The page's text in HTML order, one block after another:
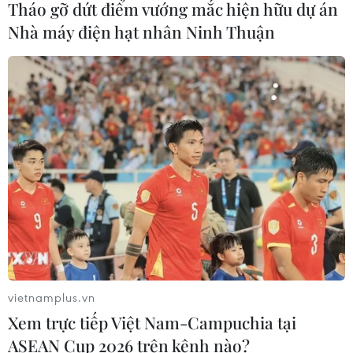
Xem thêm
CƠ QUAN CHỦ QUẢN: THÔNG TẤN XÃ VIỆT NAM
Tổng Biên tập: TRẦN TIẾN DUẨN
Phó Tổng Biên tập: NGUYỄN THỊ TÁM, KHÚC THANH
THỦY
Sở hữu trí tuệ
Quy định sử dụng
RSS
Hỗ trợ
TTXVN
Dịch vụ tin
Quảng cáo
Tháo gỡ dứt điểm vướng mắc hiện hữu dự án
Nhà máy điện hạt nhân Ninh Thuận
vietnamplus.vn
Xem trực tiếp Việt Nam-Campuchia tại
ASEAN Cup 2026 trên kênh nào?